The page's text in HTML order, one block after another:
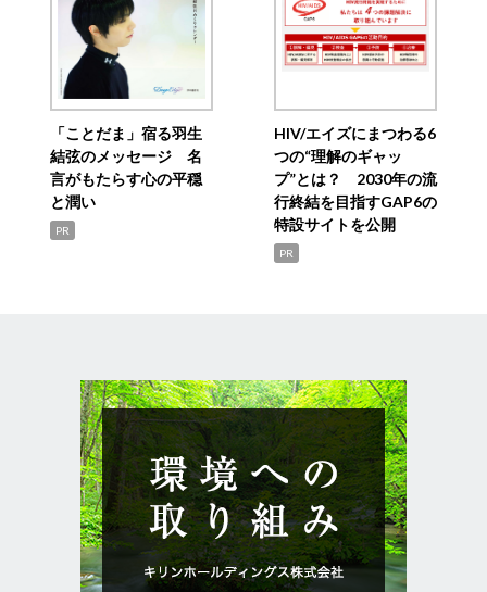
「ことだま」宿る羽生
結弦のメッセージ 名
言がもたらす心の平穏
と潤い
PR
HIV/エイズにまつわる6
つの“理解のギャッ
プ”とは？ 2030年の流
行終結を目指すGAP6の
特設サイトを公開
PR